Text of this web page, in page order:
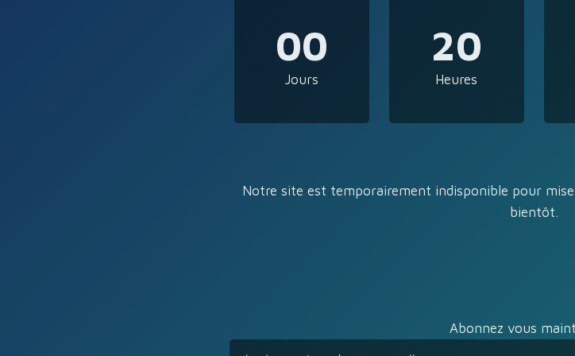
00
Jours
20
Heures
Notre site est temporairement indisponible pour
bientôt.
Abonnez vous